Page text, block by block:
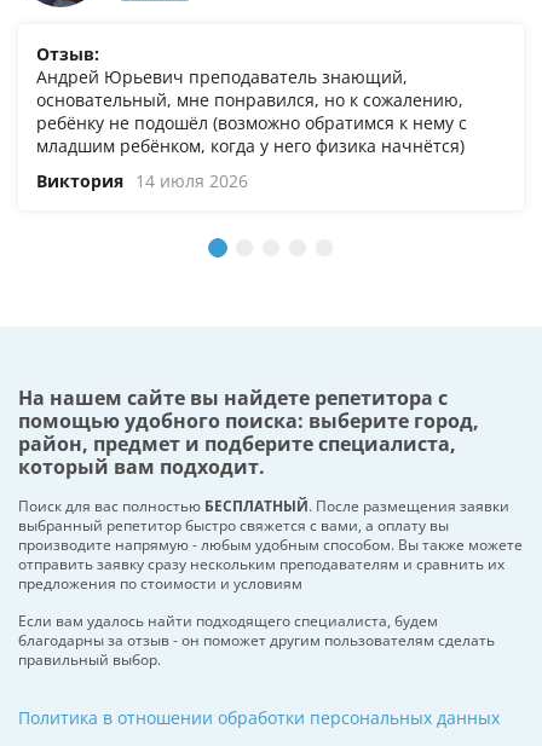
Отзыв:
Андрей Юрьевич преподаватель знающий,
основательный, мне понравился, но к сожалению,
ребёнку не подошёл (возможно обратимся к нему с
младшим ребёнком, когда у него физика начнётся)
Виктория 14 июля 2026
На нашем сайте вы найдете репетитора с
помощью удобного поиска: выберите город,
район, предмет и подберите специалиста,
который вам подходит.
Поиск для вас полностью БЕСПЛАТНЫЙ. После размещения заявки
выбранный репетитор быстро свяжется с вами, а оплату вы
производите напрямую - любым удобным способом. Вы также можете
отправить заявку сразу нескольким преподавателям и сравнить их
предложения по стоимости и условиям
Если вам удалось найти подходящего специалиста, будем
благодарны за отзыв - он поможет другим пользователям сделать
правильный выбор.
Политика в отношении обработки персональных данных